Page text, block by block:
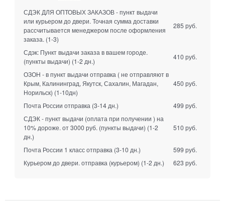
СДЭК ДЛЯ ОПТОВЫХ ЗАКАЗОВ - пункт выдачи
или курьером до двери. Точная сумма доставки
рассчитывается менеджером после оформления
заказа. (1-3)
285 руб.
Сдэк: Пункт выдачи заказа в вашем городе.
(пункты выдачи) (1-2 дн.)
410 руб.
ОЗОН - в пункт выдачи отправка ( не отправляют в
Крым, Калининград, Якутск, Сахалин, Магадан,
Норильск) (1-10дн)
450 руб.
Почта России отправка (3-14 дн.)
499 руб.
СДЭК - пункт выдачи (оплата при получении ) на
10% дороже. от 3000 руб. (пункты выдачи) (1-2
дн.)
510 руб.
Почта России 1 класс отправка (3-10 дн.)
599 руб.
Курьером до двери. отправка (курьером) (1-2 дн.) 623 руб.